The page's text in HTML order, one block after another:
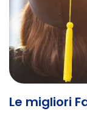
Le migliori